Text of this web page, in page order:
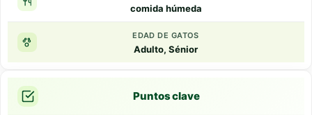
comida húmeda
EDAD DE GATOS
Adulto, Sénior
Puntos clave